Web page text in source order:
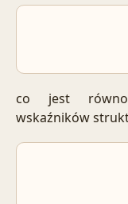
co jest
wskaźników